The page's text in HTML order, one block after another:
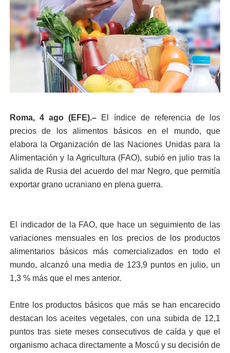
Roma, 4 ago (EFE).– El índice de referencia de los
precios de los alimentos básicos en el mundo, que
elabora la Organización de las Naciones Unidas para la
Alimentación y la Agricultura (FAO), subió en julio tras la
salida de Rusia del acuerdo del mar Negro, que permitía
exportar grano ucraniano en plena guerra.
El indicador de la FAO, que hace un seguimiento de las
variaciones mensuales en los precios de los productos
alimentarios básicos más comercializados en todo el
mundo, alcanzó una media de 123,9 puntos en julio, un
1,3 % más que el mes anterior.
Entre los productos básicos que más se han encarecido
destacan los aceites vegetales, con una subida de 12,1
puntos tras siete meses consecutivos de caída y que el
organismo achaca directamente a Moscú y su decisión de